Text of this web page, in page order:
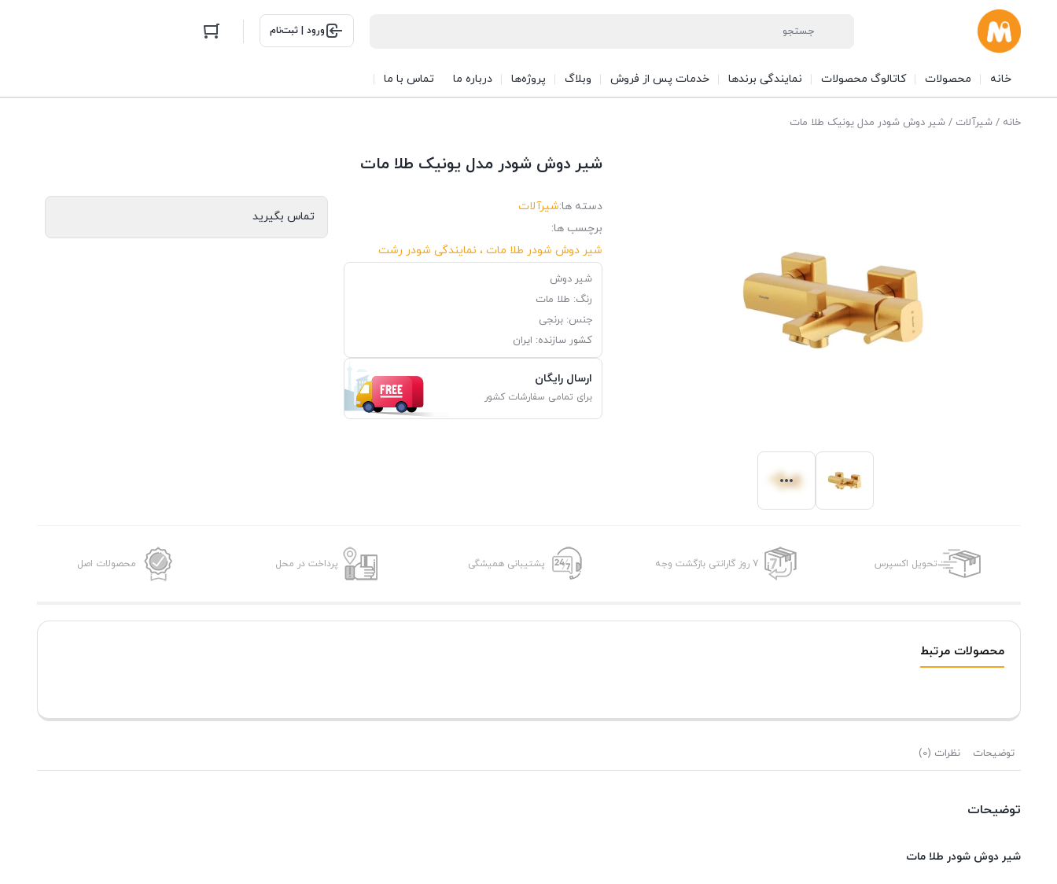
ورود | ثبت‌نام
خانه محصولات کاتالوگ محصولات نمایندگی برندها خدمات پس از فروش وبلاگ پروژه‌ها درباره ما تماس با ما
خانه /شیرآلات / شیر دوش شودر مدل یونیک طلا مات
شیر دوش شودر مدل یونیک طلا مات
دسته ها:شیرآلات
برچسب ها:
شیر دوش شودر طلا مات ، نمایندگی شودر رشت
شیر دوش
رنگ: طلا مات
جنس: برنجی
کشور سازنده: ایران
ارسال رایگان
برای تمامی سفارشات کشور
تماس بگیرید
تحویل اکسپرس 7 روز گارانتی بازگشت وجه پشتیبانی همیشگی پرداخت در محل محصولات اصل
محصولات مرتبط
توضیحات نظرات (0)
توضیحات
شیر دوش شودر طلا مات